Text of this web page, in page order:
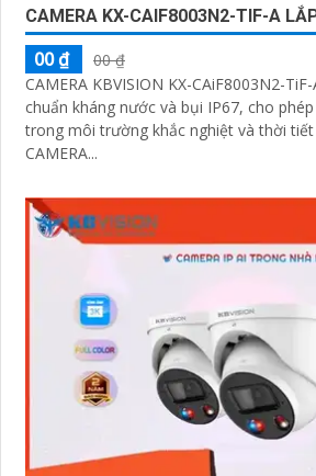
CAMERA KX-CAIF8003N2-TIF-A
00 ₫
00 ₫
CAMERA KBVISION KX-CAiF8003N2-
chuẩn kháng nước và bụi IP67, cho
trong môi trường khắc nghiệt và thời tiết xấu.
CAMERA...